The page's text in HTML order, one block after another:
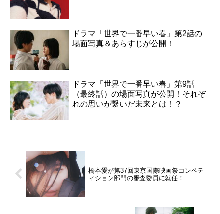
ドラマ「世界で一番早い春」第2話の
場面写真＆あらすじが公開！
ドラマ「世界で一番早い春」第9話
（最終話）の場面写真が公開！それぞ
れの思いが繋いだ未来とは！？
橋本愛が第37回東京国際映画祭コンペテ
ィション部門の審査委員に就任！